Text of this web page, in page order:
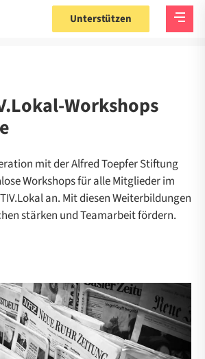
Unterstützen
Workshops
mit der Alfred Toepfer Stiftung
Workshops für alle Mitglieder im
an. Mit diesen Weiterbildungen
stärken und Teamarbeit fördern.